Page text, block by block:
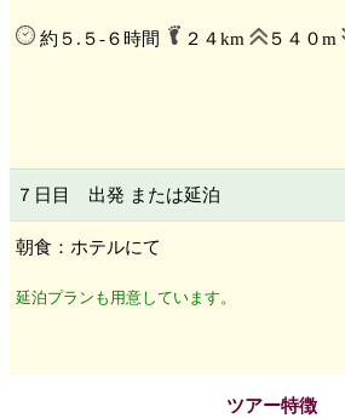
約５.５-６時間 ２４km ５４０m
７日目 出発 または延泊
朝食：ホテルにて
延泊プランも用意しています。
ツアー特徴